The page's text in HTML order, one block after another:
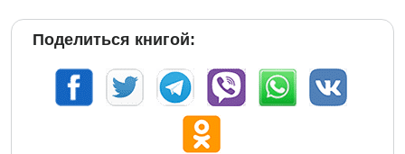
Поделиться книгой: